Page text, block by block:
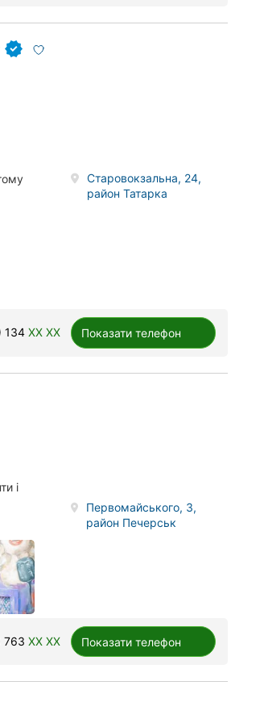
Старовокзальна, 24,
район Татарка
134 XX XX Показати телефон
і
Первомайського, 3,
район Печерськ
763 XX XX Показати телефон